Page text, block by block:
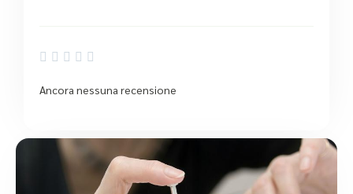
    
Ancora nessuna recensione